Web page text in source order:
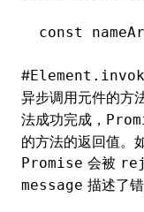
const
#
异步调用元件的方
法成功完成，
的方法的返回值。
Promise 会被
message 描述了